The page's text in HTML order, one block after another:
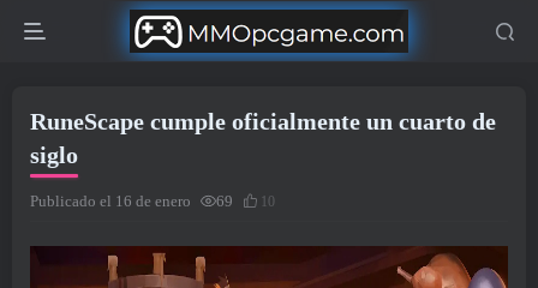
RuneScape cumple oficialmente un cuarto de
siglo
Publicado el 16 de enero 69 10